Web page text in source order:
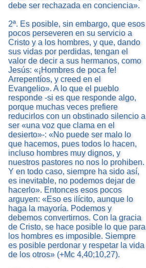
debe ser rechazada en conciencia».
2ª. Es posible, sin embargo, que esos
pocos perseveren en su servicio a
Cristo y a los hombres, y que, dando
sus vidas por perdidas, tengan el
valor de decir a sus hermanos, como
Jesús: «¡Hombres de poca fe!
Arrepentíos, y creed en el
Evangelio». A lo que el pueblo
responde -si es que responde algo,
porque muchas veces prefiere
reducirlos con un obstinado silencio a
ser «una voz que clama en el
desierto»-: «No puede ser malo lo
que hacemos, pues todos lo hacen,
incluso hombres muy dignos, y
nuestros pastores no nos lo prohiben.
Y en todo caso, siempre ha sido así,
es inevitable, no podemos dejar de
hacerlo». Entonces esos pocos
arguyen: «Eso es ilícito, aunque lo
haga la mayoría. Podemos y
debemos convertirnos. Con la gracia
de Cristo, se hace posible lo que para
los hombres es imposible. Siempre
es posible perdonar y respetar la vida
de los otros» (+Mc 4,40;10,27).